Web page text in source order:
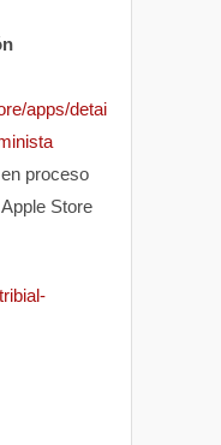
apps/detai
proceso
Store